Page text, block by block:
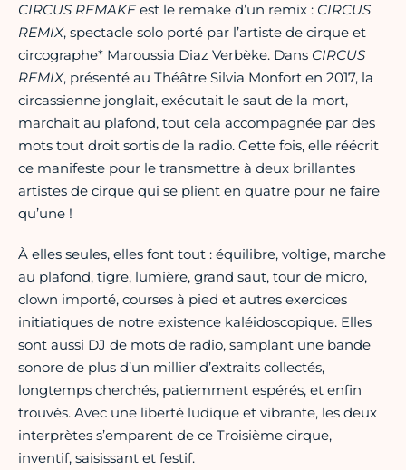
CIRCUS REMAKE est le remake d’un remix : CIRCUS
REMIX, spectacle solo porté par l’artiste de cirque et
circographe* Maroussia Diaz Verbèke. Dans CIRCUS
REMIX, présenté au Théâtre Silvia Monfort en 2017, la
circassienne jonglait, exécutait le saut de la mort,
marchait au plafond, tout cela accompagnée par des
mots tout droit sortis de la radio. Cette fois, elle réécrit
ce manifeste pour le transmettre à deux brillantes
artistes de cirque qui se plient en quatre pour ne faire
qu’une !
À elles seules, elles font tout : équilibre, voltige, marche
au plafond, tigre, lumière, grand saut, tour de micro,
clown importé, courses à pied et autres exercices
initiatiques de notre existence kaléidoscopique. Elles
sont aussi DJ de mots de radio, samplant une bande
sonore de plus d’un millier d’extraits collectés,
longtemps cherchés, patiemment espérés, et enfin
trouvés. Avec une liberté ludique et vibrante, les deux
interprètes s’emparent de ce Troisième cirque,
inventif, saisissant et festif.